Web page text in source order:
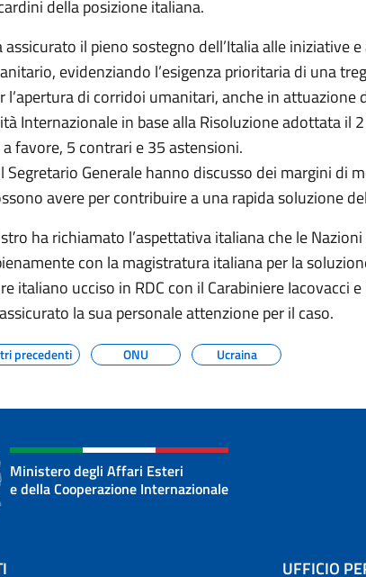
della posizione italiana.
il pieno sostegno dell’Italia alle iniziative
evidenziando l’esigenza prioritaria di una
l’apertura di corridoi umanitari, anche in
Internazionale in base alla Risoluzione adottata il
favore, 5 contrari e 35 astensioni.
Segretario Generale hanno discusso dei margini di
avere per contribuire a una rapida soluzione
ha richiamato l’aspettativa italiana che le
con la magistratura italiana per la
italiano ucciso in RDC con il Carabiniere Iacovacci
la sua personale attenzione per il caso.
precedenti ONU Ucraina
Ministero degli Affari Esteri
e della Cooperazione Internazionale
UFFICIO